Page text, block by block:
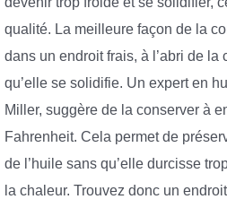
qualité. La meilleure façon de la
dans un endroit frais, à l’abri de la
qu’elle se solidifie. Un expert en
Miller, suggère de la conserver à
Fahrenheit. Cela permet de
de l’huile sans qu’elle durcisse
la chaleur. Trouvez donc un